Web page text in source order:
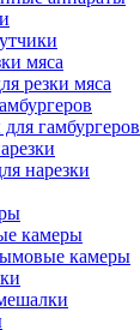
мяса
резки мяса
гамбургеров
нарезки
камеры
камеры